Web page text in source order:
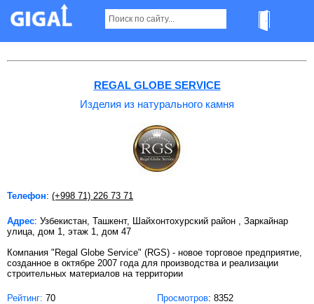
Изделия из натурального камня в Ташкенте
REGAL GLOBE SERVICE
Изделия из натурального камня
Телефон: (+998 71) 226 73 71
Адрес: Узбекистан, Ташкент, Шайхонтохурский район , Заркайнар
улица, дом 1, этаж 1, дом 47
Компания "Regal Globe Service" (RGS) - новое торговое предприятие,
созданное в октябре 2007 года для производства и реализации
строительных материалов на территории
Рейтинг: 70 Просмотров: 8352